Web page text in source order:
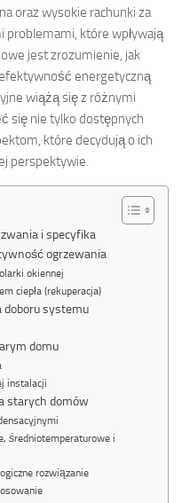
oraz wysokie rachunki za
które wpływają
jest zrozumienie, jak
energetyczną
wiążą się z różnymi
się nie tylko dostępnych
które decydują o ich
perspektywie.
i specyfika
ogrzewania
okiennej
ciepła (rekuperacja)
doboru systemu
domu
instalacji
starych domów
średniotemperaturowe i
rozwiązanie